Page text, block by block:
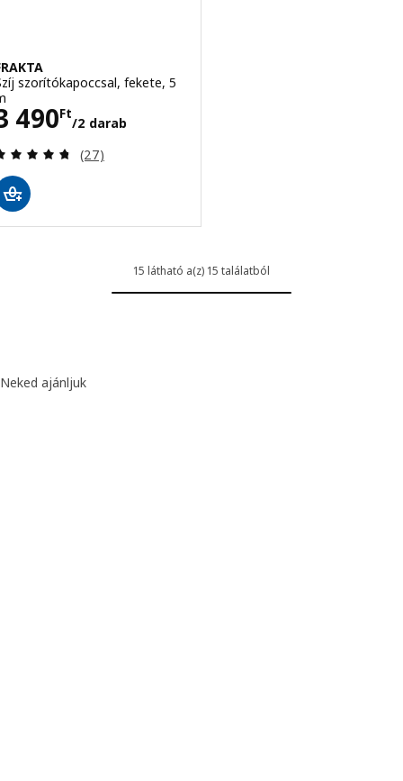
szorítókapoccsal, fekete, 5
490Ft
/2 darab
3490Ft/2 darab
Vélemény: 4.7 kívül 5 csillag. Összes vélemény:
(27)
15 látható a(z) 15 találatból
Neked ajánljuk